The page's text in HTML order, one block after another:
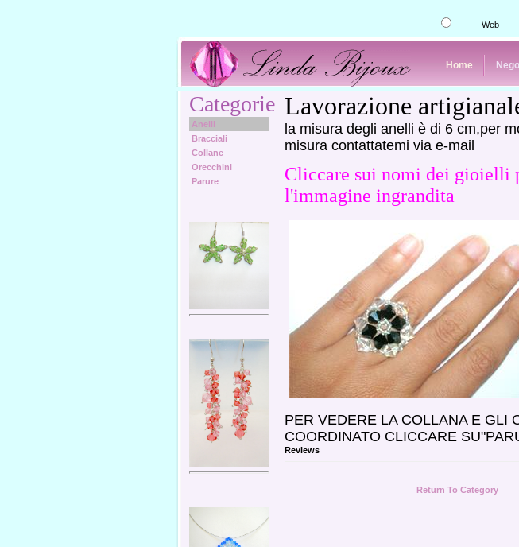
Web
Home
Categorie
Anelli
Bracciali
Collane
Orecchini
Parure
Lavorazione
la misura degli anelli è di 6 cm,per
misura contattatemi via e-mail
Cliccare sui nomi dei gioielli
l'immagine ingrandita
PER VEDERE LA COLLANA E GLI
COORDINATO CLICCARE
Reviews
Return To Category